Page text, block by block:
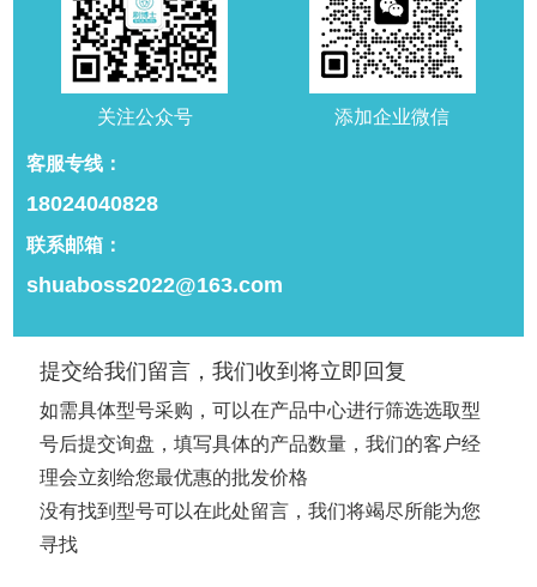
刷博士宝宝牙刷 B518 声波电动牙刷S900
推荐产品
查看更多
创新科技、高端智造
关注公众号 添加企业微信
客服专线：
18024040828
联系邮箱：
shuaboss2022@163.com
提交给我们留言，我们收到将立即回复
如需具体型号采购，可以在产品中心进行筛选选取型
号后提交询盘，填写具体的产品数量，我们的客户经
理会立刻给您最优惠的批发价格
没有找到型号可以在此处留言，我们将竭尽所能为您
寻找